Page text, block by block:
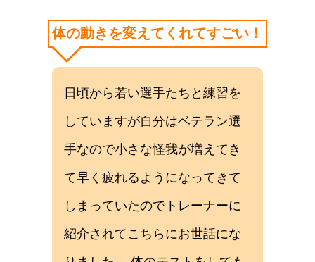
体の動きを変えてくれてすごい！
日頃から若い選手たちと練習を
していますが自分はベテラン選
手なので小さな怪我が増えてき
て早く疲れるようになってきて
しまっていたのでトレーナーに
紹介されてこちらにお世話にな